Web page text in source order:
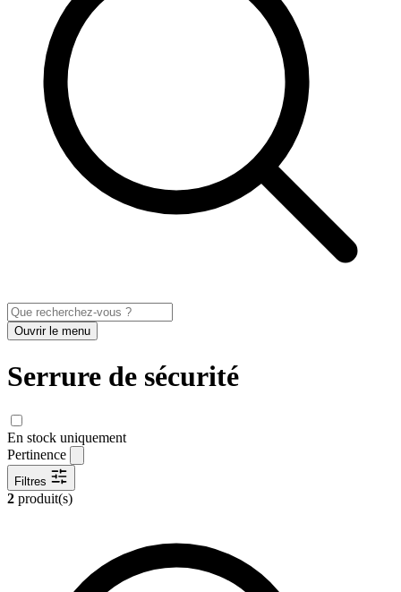
Ouvrir le menu
Serrure de sécurité
En stock uniquement
Pertinence
Filtres
2 produit(s)